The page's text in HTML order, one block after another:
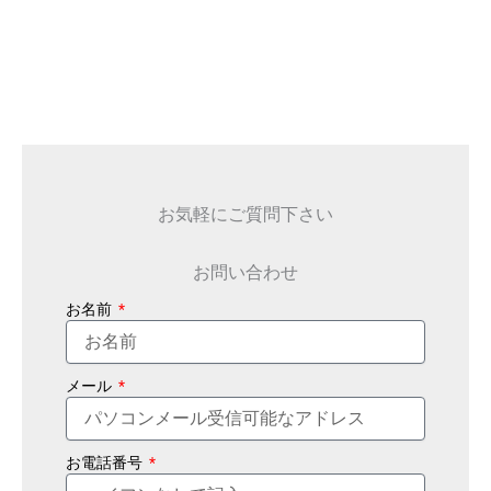
お気軽にご質問下さい
お問い合わせ
お名前
メール
お電話番号